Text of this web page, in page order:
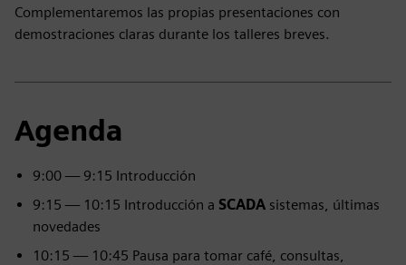
Complementaremos las propias presentaciones con
demostraciones claras durante los talleres breves.
Agenda
9:00 — 9:15 Introducción
9:15 — 10:15 Introducción a SCADA sistemas, últimas
novedades
10:15 — 10:45 Pausa para tomar café, consultas,